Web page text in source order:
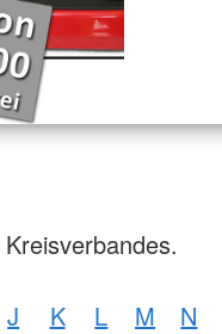
J K L M N